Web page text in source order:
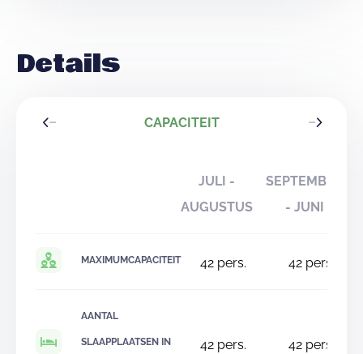
Details
CAPACITEIT
JULI -
AUGUSTUS
SEPTEMBER
- JUNI
MAXIMUMCAPACITEIT 42 pers. 42pers.
AANTAL
SLAAPPLAATSEN IN 42 pers. 42pers.